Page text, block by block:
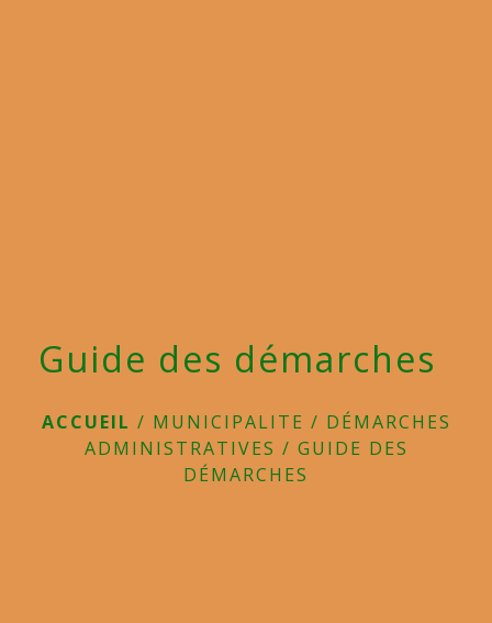
Guide des démarches
ACCUEIL / MUNICIPALITE / DÉMARCHES
ADMINISTRATIVES / GUIDE DES
DÉMARCHES